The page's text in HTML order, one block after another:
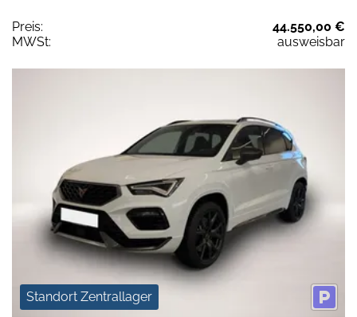
Preis:
44.550,00 €
MWSt:
ausweisbar
Standort Zentrallager